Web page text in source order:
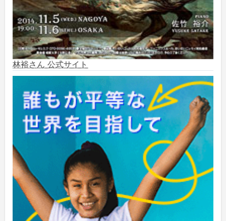
2024年8月 (10)
2024年7月 (1)
2024年6月 (6)
2024年5月 (4)
2024年2月 (1)
2023年8月 (1)
2023年5月 (2)
2023年4月
林裕さん 公式サイト